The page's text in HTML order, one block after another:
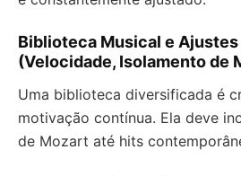
Biblioteca Musical e
(Velocidade, Isolamento de
Uma biblioteca diversificada é
motivação contínua. Ela deve
de Mozart até hits